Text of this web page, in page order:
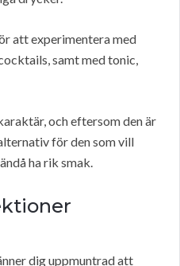
att experimentera med
samt med tonic,
och eftersom den är
för den som vill
ha rik smak.
dig uppmuntrad att